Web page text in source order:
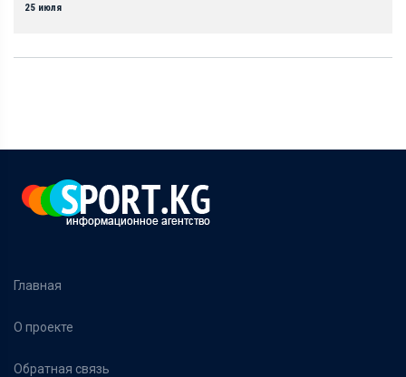
25 июля
Главная
О проекте
Обратная связь